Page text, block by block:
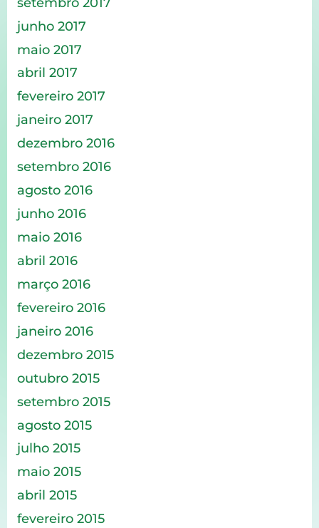
junho 2017
maio 2017
abril 2017
fevereiro 2017
janeiro 2017
dezembro 2016
setembro 2016
agosto 2016
junho 2016
maio 2016
abril 2016
março 2016
fevereiro 2016
janeiro 2016
dezembro 2015
outubro 2015
setembro 2015
agosto 2015
julho 2015
maio 2015
abril 2015
fevereiro 2015